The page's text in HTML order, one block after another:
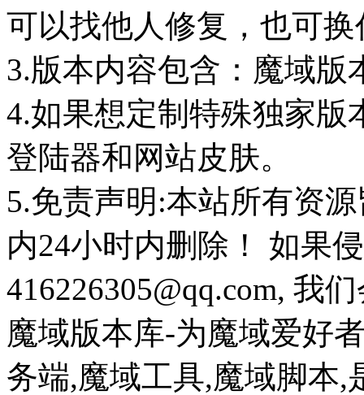
可以找他人修复，也可
3.版本内容包含：魔域版
4.如果想定制特殊独家
登陆器和网站皮肤。
5.免责声明:本站所有资
内24小时内删除！ 如果
416226305@qq.com, 我
魔域版本库-为魔域爱好
务端,魔域工具,魔域脚本